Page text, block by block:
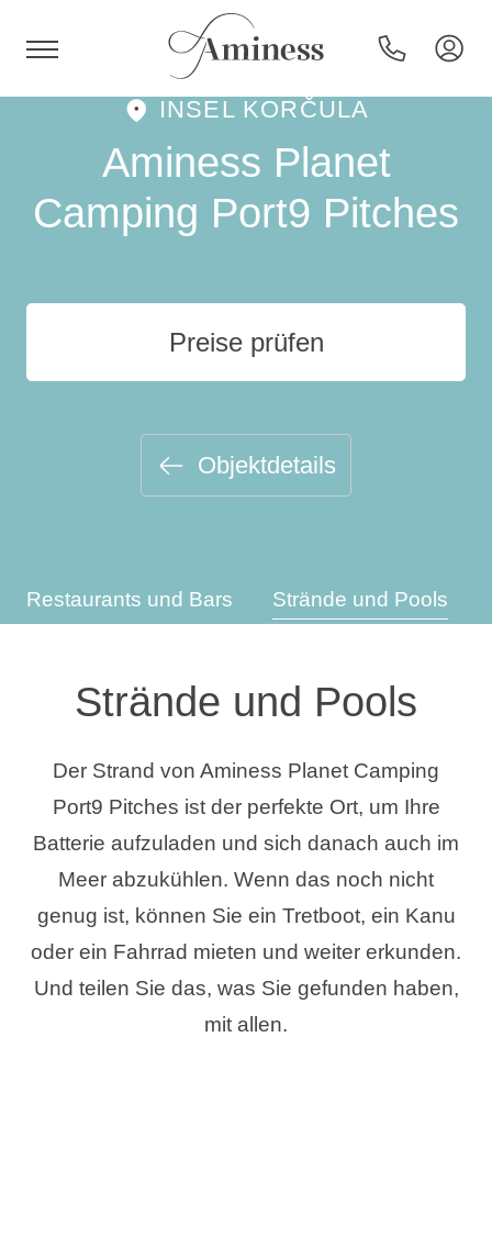
Campingplätze
Reiseziele
Ami Loyalty Programm
INSEL KORČULA
Aminess Planet
Camping Port9 Pitches
Preise prüfen
Objektdetails
Restaurants und Bars Strände und Pools
Strände und Pools
Der Strand von Aminess Planet Camping
Port9 Pitches ist der perfekte Ort, um Ihre
Batterie aufzuladen und sich danach auch im
Meer abzukühlen. Wenn das noch nicht
genug ist, können Sie ein Tretboot, ein Kanu
oder ein Fahrrad mieten und weiter erkunden.
Und teilen Sie das, was Sie gefunden haben,
mit allen.